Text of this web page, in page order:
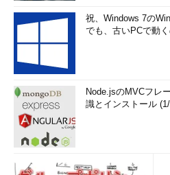
祝、Windows 7の
でも、古いPCで動
Node.jsのMVCフレ
識とインストール